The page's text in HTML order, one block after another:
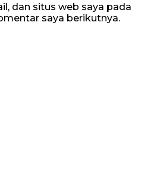
dan situs web saya pada
saya berikutnya.